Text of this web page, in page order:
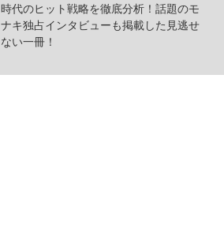
時代のヒット戦略を徹底分析！話題のモ
ナキ独占インタビューも掲載した見逃せ
ない一冊！